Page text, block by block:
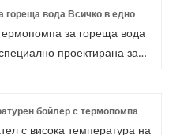
за всички видове
приложения.
тропическия дизайн за
Допълнителна
гореща вода Всичко в едно
за гореща вода
проектирана за
С удобен за потребителя
за ежедневна работа,
бойлер с термопомпа
с висока температура на